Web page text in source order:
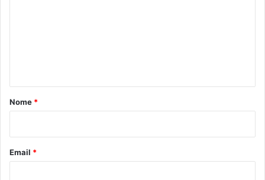
r
*
Nome *
Email *